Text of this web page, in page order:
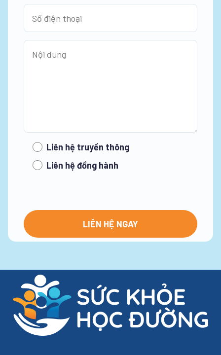
Liên hệ truyền thông
Liên hệ đồng hành